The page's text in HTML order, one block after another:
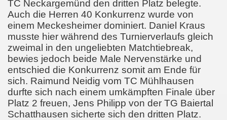
TC Neckargemünd den dritten Platz belegte.
Auch die Herren 40 Konkurrenz wurde von
einem Meckesheimer dominiert. Daniel Kraus
musste hier während des Turnierverlaufs gleich
zweimal in den ungeliebten Matchtiebreak,
bewies jedoch beide Male Nervenstärke und
entschied die Konkurrenz somit am Ende für
sich. Raimund Neidig vom TC Mühlhausen
durfte sich nach einem umkämpften Finale über
Platz 2 freuen, Jens Philipp von der TG Baiertal
Schatthausen sicherte sich den dritten Platz.